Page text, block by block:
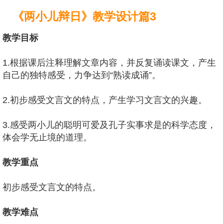
《两小儿辩日》教学设计篇3
教学目标
1.根据课后注释理解文章内容，并反复诵读课文，产生
自己的独特感受，力争达到“熟读成诵”。
2.初步感受文言文的特点，产生学习文言文的兴趣。
3.感受两小儿的聪明可爱及孔子实事求是的科学态度，
体会学无止境的道理。
教学重点
初步感受文言文的特点。
教学难点